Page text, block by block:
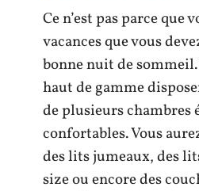
Ce n’est pas parce que
vacances que vous
bonne nuit de
haut de gamme
de plusieurs chambres
confortables. Vous
des lits jumeaux, des
size ou encore des